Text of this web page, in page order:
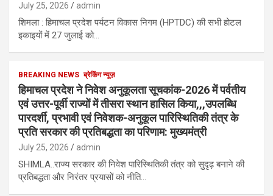
July 25, 2026 admin
शिमला : हिमाचल प्रदेश पर्यटन विकास निगम (HPTDC) की सभी होटल
इकाइयों में 27 जुलाई को…
BREAKING NEWS ब्रेकिंग न्यूज़
हिमाचल प्रदेश ने निवेश अनुकूलता सूचकांक-2026 में पर्वतीय
एवं उत्तर-पूर्वी राज्यों में तीसरा स्थान हासिल किया,,,उपलब्धि
पारदर्शी, प्रभावी एवं निवेशक-अनुकूल पारिस्थितिकी तंत्र के
प्रति सरकार की प्रतिबद्धता का परिणाम: मुख्यमंत्री
July 25, 2026 admin
SHIMLA..राज्य सरकार की निवेश पारिस्थितिकी तंत्र को सुदृढ़ बनाने की
प्रतिबद्धता और निरंतर प्रयासों को नीति…